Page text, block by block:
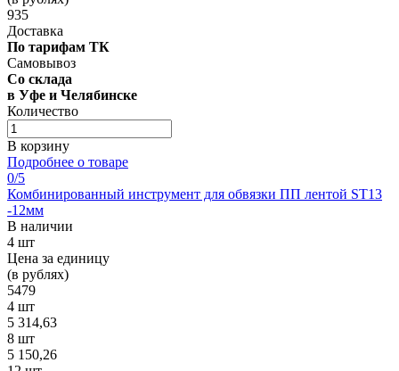
935
Доставка
По тарифам ТК
Самовывоз
Со склада
в Уфе и Челябинске
Количество
В корзину
Подробнее о товаре
0/5
Комбинированный инструмент для обвязки ПП лентой ST13
-12мм
В наличии
4 шт
Цена за единицу
(в рублях)
5479
4 шт
5 314,63
8 шт
5 150,26